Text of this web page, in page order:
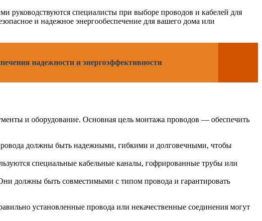
руководствуются специалисты при выборе проводов и кабелей для
и надежное энергообеспечение для вашего дома или
надежности и энергоэффективности
и оборудование. Основная цель монтажа проводов — обеспечить
должны быть надежными, гибкими и долговечными, чтобы
специальные кабельные каналы, гофрированные трубы или
должны быть совместимыми с типом провода и гарантировать
установленные провода или некачественные соединения могут